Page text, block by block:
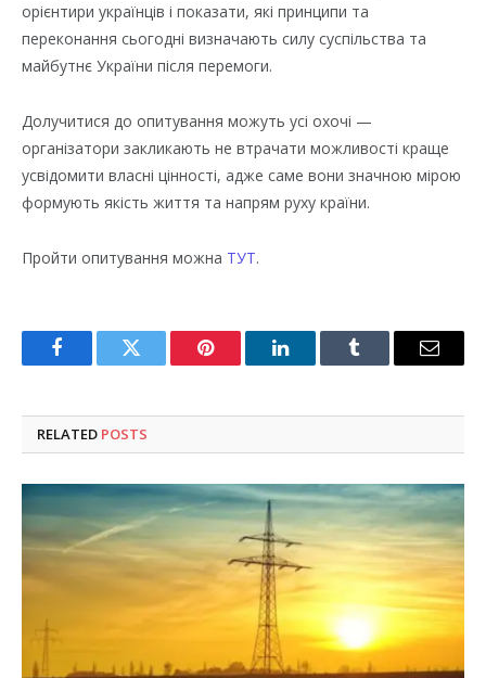
орієнтири українців і показати, які принципи та
переконання сьогодні визначають силу суспільства та
майбутнє України після перемоги.
Долучитися до опитування можуть усі охочі —
організатори закликають не втрачати можливості краще
усвідомити власні цінності, адже саме вони значною мірою
формують якість життя та напрям руху країни.
Пройти опитування можна ТУТ.
FacebookTwitter Pinterest LinkedInTumblr Email
RELATED POSTS